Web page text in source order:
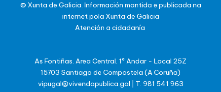
© Xunta de Galicia. Información mantida e publicada na
internet pola Xunta de Galicia
Atención a cidadanía
As Fontiñas. Area Central. 1º Andar - Local 25Z
15703 Santiago de Compostela (A Coruña)
vipugal@vivendapublica.gal
T. 981 541 963